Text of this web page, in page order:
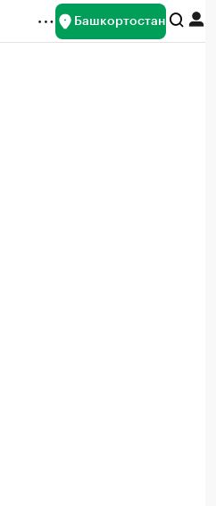
Башкортостан